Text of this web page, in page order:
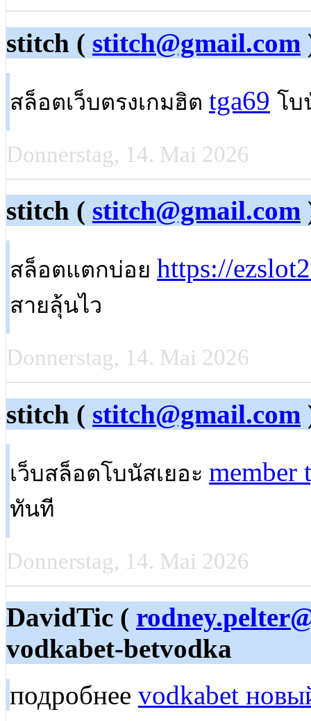
stitch ( stitch@gmail.com
สล็อตเว็บตรงเกมฮิต tga69 โบ
Donnerstag, 14. Mai 2026
stitch ( stitch@gmail.com
สล็อตแตกบ่อย https://
สายลุ้นไว
Donnerstag, 14. Mai 2026
stitch ( stitch@gmail.com
เว็บสล็อตโบนัสเยอะ member
ทันที
Donnerstag, 14. Mai 2026
DavidTic (
vodkabet-betvodka
подробнее vodkabet